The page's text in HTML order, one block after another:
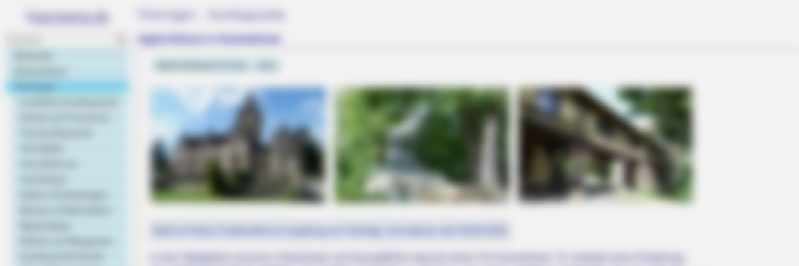
Tired Of Explaining Farm Life? Meet Columbus Country
Singles
RADAR MEDIA
David Muir's New Partner, Whom You'll Easily Recognize